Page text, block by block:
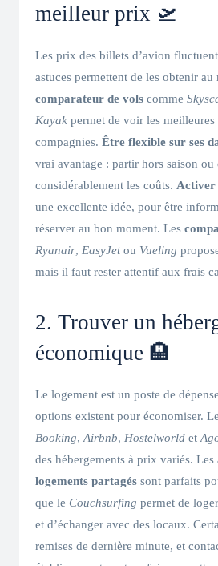
meilleur prix 🛫
Les prix des billets d’avion
astuces permettent de les obtenir
comparateur de vols comme
Kayak permet de voir les
compagnies. Être flexible sur ses
vrai avantage : partir hors saison ou
considérablement les coûts. Activer
une excellente idée, pour être
réserver au bon moment. Les
Ryanair, EasyJetou Vueling
mais il faut rester attentif aux frais
2. Trouver un
économique 🏨
Le logement est un poste de
options existent pour économiser.
Booking, Airbnb, Hostelworld et
des hébergements à prix variés. Les
logements partagés sont parfaits
que le Couchsurfing permet de
et d’échanger avec des locaux.
remises de dernière minute, et